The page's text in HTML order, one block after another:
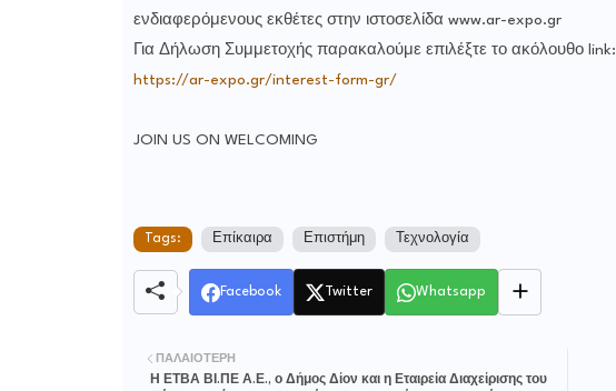
ενδιαφερόμενους εκθέτες στην ιστοσελίδα www.ar-expo.gr
Για Δήλωση Συμμετοχής παρακαλούμε επιλέξτε το ακόλουθο link:
https://ar-expo.gr/interest-form-gr/
JOIN US ON WELCOMING
Tags: Επίκαιρα Επιστήμη Τεχνολογία
Facebook Twitter Whatsapp
ΠΑΛΑΙΌΤΕΡΗ
Η ΕΤΒΑ ΒΙ.ΠΕ Α.Ε., ο Δήμος Δίον και η Εταιρεία Διαχείρισης του